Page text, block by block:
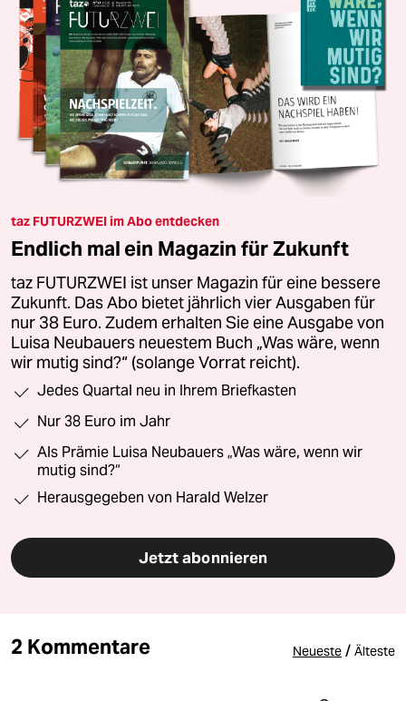
taz FUTURZWEI im Abo entdecken
Endlich mal ein Magazin für Zukunft
taz FUTURZWEI ist unser Magazin für eine bessere
Zukunft. Das Abo bietet jährlich vier Ausgaben für
nur 38 Euro. Zudem erhalten Sie eine Ausgabe von
Luisa Neubauers neuestem Buch „Was wäre, wenn
wir mutig sind?“ (solange Vorrat reicht).
Jedes Quartal neu in Ihrem Briefkasten
Nur 38 Euro im Jahr
Als Prämie Luisa Neubauers „Was wäre, wenn wir
mutig sind?“
Herausgegeben von Harald Welzer
Jetzt abonnieren
2 Kommentare Neueste / Älteste